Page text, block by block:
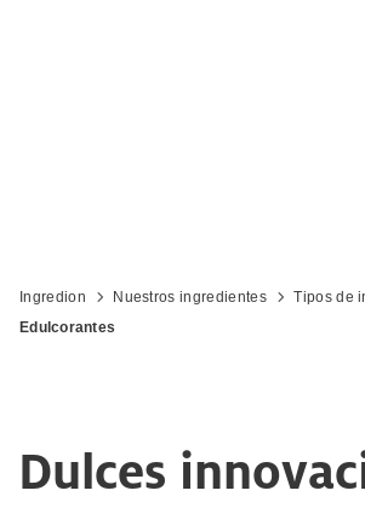
Ingredion Nuestros ingredientes
Tipos de
Edulcorantes
Dulces